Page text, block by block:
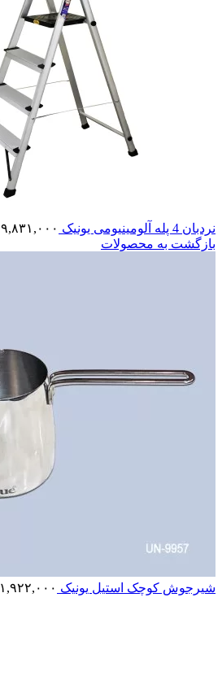
نردبان 4 پله آلومینیومی یونیک ۹,۸۳۱,۰۰۰
بازگشت به محصولات
شیرجوش کوچک استیل یونیک ۱,۹۲۲,۰۰۰